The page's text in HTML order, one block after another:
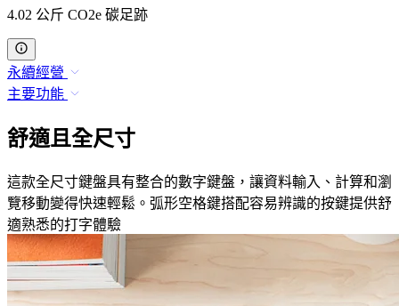
4.02 公斤 CO2e 碳足跡
永續經營
主要功能
舒適且全尺寸
這款全尺寸鍵盤具有整合的數字鍵盤，讓資料輸入、計算和瀏
覽移動變得快速輕鬆。弧形空格鍵搭配容易辨識的按鍵提供舒
適熟悉的打字體驗